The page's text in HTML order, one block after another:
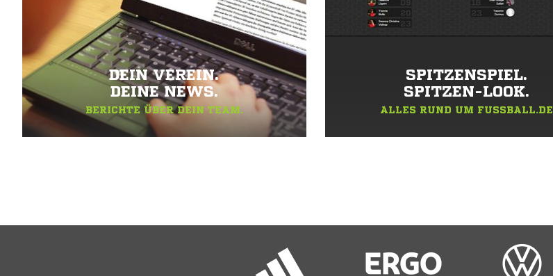
DEIN VEREIN.
DEINE NEWS.
BERICHTE ÜBER DEIN TEAM.
SPITZENSPIEL.
SPITZEN-LOOK.
ALLES RUND UM FUSSBALL.DE